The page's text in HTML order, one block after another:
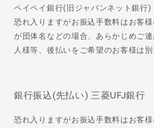
ペイペイ銀行(旧ジャパンネット銀行)
恐れ入りますがお振込手数料はお客
が団体名などの場合、あらかじめご
人様等、後払いをご希望のお客様は
銀行振込(先払い) 三菱UFJ銀行
恐れ入りますがお振込手数料はお客